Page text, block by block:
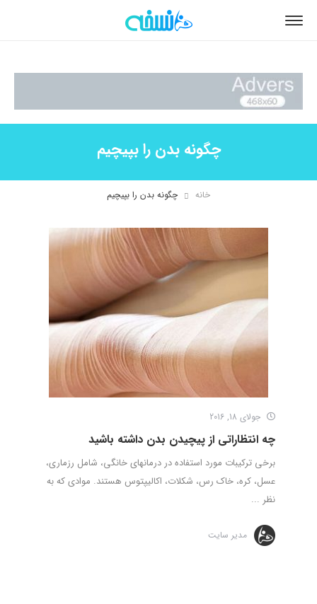
چگونه بدن را بپیچیم
خانه چگونه بدن را بپیچیم
جولای 18, 2016
چه انتظاراتی از پیچیدن بدن داشته باشید
برخی ترکیبات مورد استفاده در درمانهای خانگی، شامل رزماری،
عسل، کره، خاک رس، شکلات، اکالیپتوس هستند. موادی که به
نظر ...
مدیر سایت